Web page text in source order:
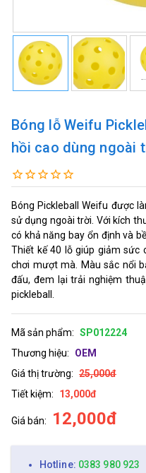
Bóng lỗ Weifu
hồi cao dùng ngoài
Bóng Pickleball Weifu được
sử dụng ngoài trời. Với kích
có khả năng bay ổn định và
Thiết kế 40 lỗ giúp giảm sức
chơi mượt mà. Màu sắc nổi
đấu, đem lại trải nghiệm
pickleball.
Mã sản phẩm: SP012224
Thương hiệu:
OEM
Giá thị trường: 25,000đ
Tiết kiệm:
13,000đ
Giá bán: 12,000đ
Hotline: 0383 980 923